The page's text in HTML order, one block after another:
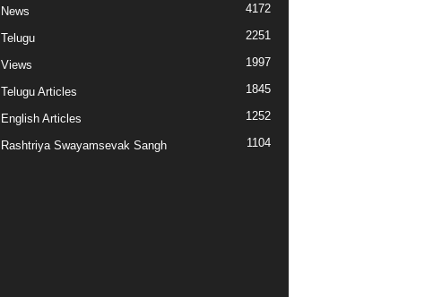
News 4172
Telugu 2251
Views 1997
Telugu Articles 1845
English Articles 1252
Rashtriya Swayamsevak Sangh 1104